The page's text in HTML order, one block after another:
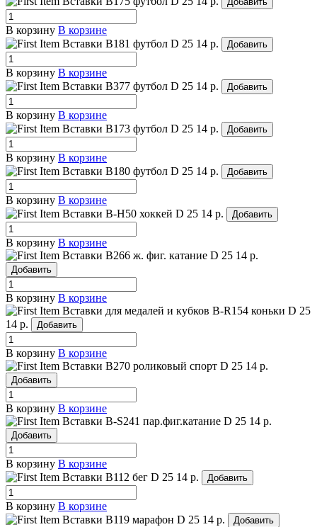
В корзину В корзине
Вставки B181 футбол D 25 14 р. Добавить
В корзину В корзине
Вставки B377 футбол D 25 14 р. Добавить
В корзину В корзине
Вставки B173 футбол D 25 14 р. Добавить
В корзину В корзине
Вставки B180 футбол D 25 14 р. Добавить
В корзину В корзине
Вставки B-H50 хоккей D 25 14 р. Добавить
В корзину В корзине
Вставки B266 ж. фиг. катание D 25 14 р.
Добавить
В корзину В корзине
Вставки для медалей и кубков B-R154 коньки D 25
14 р.
Добавить
В корзину В корзине
Вставки B270 роликовый спорт D 25 14 р.
Добавить
В корзину В корзине
Вставки B-S241 пар.фиг.катание D 25 14 р.
Добавить
В корзину В корзине
Вставки B112 бег D 25 14 р. Добавить
В корзину В корзине
Вставки B119 марафон D 25 14 р. Добавить